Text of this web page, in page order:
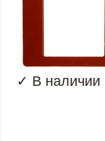
✓ В наличии